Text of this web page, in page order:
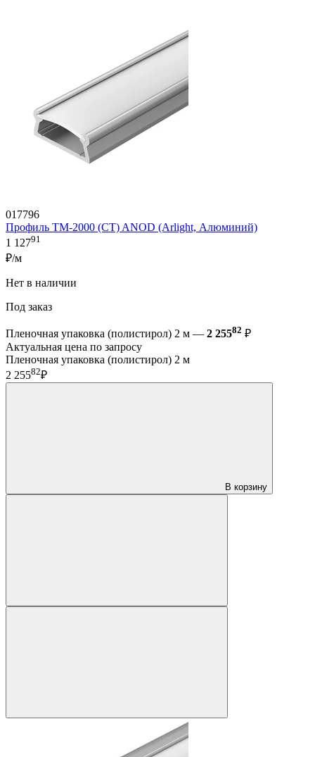
017796
Профиль TM-2000 (CT) ANOD (Arlight, Алюминий)
1 12791
₽/м
Нет в наличии
Под заказ
Пленочная упаковка (полистирол) 2 м — 2 25582 ₽
Актуальная цена по запросу
Пленочная упаковка (полистирол) 2 м
2 25582₽
В корзину